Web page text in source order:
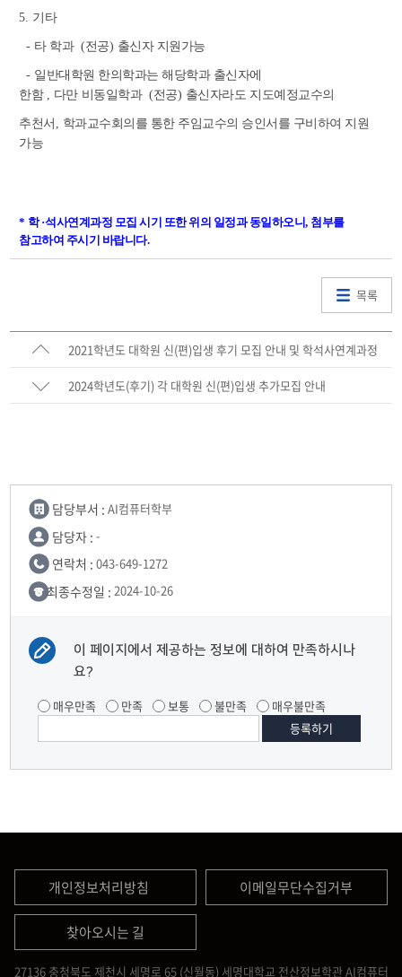
5. 기타
- 타 학과 (전공) 출신자 지원가능
- 일반대학원 한의학과는 해당학과 출신자에
한함
다만 비동일학과 (전공) 출신자라도 지도예정교수의
추천서 학과교수회의를 통한 주임교수의 승인서를 구비하여 지원
가능
* 학 ·석사연계과정 모집 시기 또한 위의 일정과 동일하오니, 첨부를
참고하여 주시기 바랍니다.
목록
2021학년도 대학원 신(편)입생 후기 모집 안내 및 학석사연계과정
(2022학년도 입학예정) 모집 안내
2024학년도(후기) 각 대학원 신(편)입생 추가모집 안내
담당부서 : AI컴퓨터학부
담당자 : -
연락처 : 043-649-1272
최종수정일 : 2024-10-26
이 페이지에서 제공하는 정보에 대하여 만족하시나
요?
매우만족 만족 보통 불만족 매우불만족
개인정보처리방침 이메일무단수집거부
찾아오시는 길
27136 충청북도 제천시 세명로 65 (신월동) 세명대학교 전산정보학관 AI컴퓨터